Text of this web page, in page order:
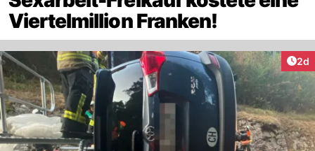
Viertelmillion Franken!
2d